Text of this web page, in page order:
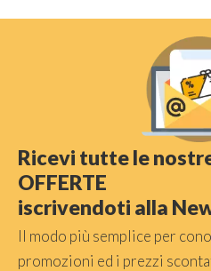
Ricevi tutte le
OFFERTE
iscrivendoti alla
Il modo più semplice per
promozioni ed i prezzi